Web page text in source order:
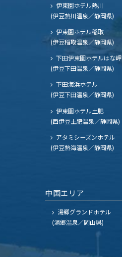
伊東園ホテル熱川
(伊豆熱川温泉／静岡県)
伊東園ホテル稲取
(伊豆稲取温泉／静岡県)
下田伊東園ホテルはな岬
(伊豆下田温泉／静岡県)
下田海浜ホテル
(伊豆下田温泉／静岡県)
伊東園ホテル土肥
(西伊豆土肥温泉／静岡県)
アタミシーズンホテル
(伊豆熱海温泉／静岡県)
中国エリア
湯郷グランドホテル
(湯郷温泉／岡山県)